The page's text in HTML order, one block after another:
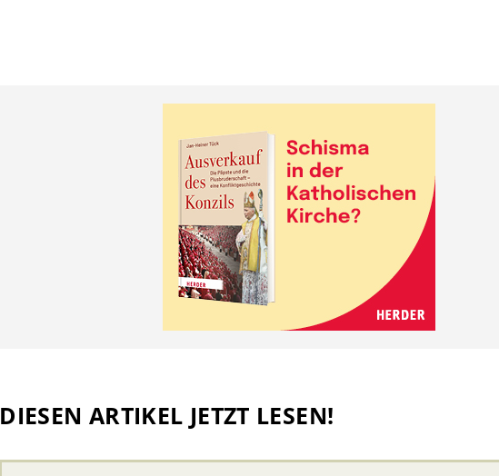
DIESEN ARTIKEL JETZT LESEN!